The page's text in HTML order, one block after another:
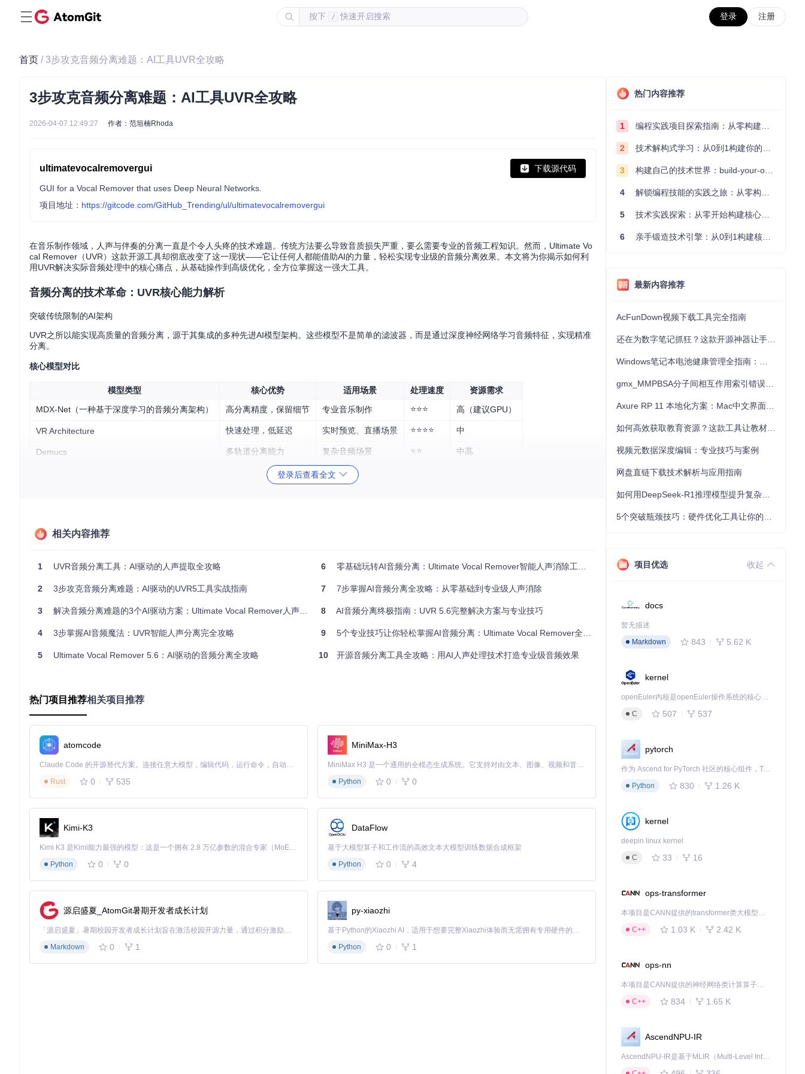
按下 / 快速开启搜索 登录 注册
首页 / 3步攻克音频分离难题：AI工具UVR全攻略
3步攻克音频分离难题：AI工具UVR全攻略
2026-04-07 12:49:27 作者：范垣楠Rhoda
ultimatevocalremovergui 下载源代码
GUI for a Vocal Remover that uses Deep Neural Networks.
项目地址： https://gitcode.com/GitHub_Trending/ul/ultimatevocalremovergui
在音乐制作领域，人声与伴奏的分离一直是个令人头疼的技术难题。传统方法要么导致音质损失严重，要么需要专业的音频工程知识。然而，Ultimate Vo
cal Remover（UVR）这款开源工具却彻底改变了这一现状——它让任何人都能借助AI的力量，轻松实现专业级的音频分离效果。本文将为你揭示如何利
用UVR解决实际音频处理中的核心痛点，从基础操作到高级优化，全方位掌握这一强大工具。
音频分离的技术革命：UVR核心能力解析
突破传统限制的AI架构
UVR之所以能实现高质量的音频分离，源于其集成的多种先进AI模型架构。这些模型不是简单的滤波器，而是通过深度神经网络学习音频特征，实现精准
分离。
核心模型对比
模型类型 核心优势 适用场景 处理速度
资源需求
MDX-Net（一种基于深度学习的音频分离架构）
高分离精度，保留细节 专业音乐制作 ⭐⭐⭐ 高（建议GPU）
VR Architecture 快速处理，低延迟 实时预览、直播场景 ⭐⭐⭐⭐ 中
Demucs 多轨道分离能力 复杂音频场景 ⭐⭐ 中高
：没有绝对"最好"的模型，选择时需权衡音质需求、处理时间和硬件条件。对于大多数流行音乐，MDX-Net通常能提供最佳的人声/伴奏分离效
1. 多场景分离能力
人声提取（Vocals Only）
多轨分离（如鼓、贝斯、吉他等独立轨道）
适用场景：制作翻唱伴奏、音乐教学素材提取、音频修复等。
局限边界：对于人声与乐器频率高度重叠的复杂音频（如歌剧、交响乐），分离效果可能出现 artifacts（音频伪影）。
2. 灵活的参数调节系统
关键参数说明：
- 分段大小（Segment Size）：256-1024，数值越大处理越快但内存占用越高
- 重叠率（Overlap）：0-10，数值越高过渡越平滑但处理时间越长
适用场景 ：处理不同长度和类型的音频文件，平衡质量与性能。
局限边界：参数调节存在边际效益，过度追求高参数可能导致处理时间显著增加而效果提升有限。
UVR支持批量处理多个文件，并可保存参数配置供后续使用，大幅提高工作效率。
适用场景：专辑处理、播客批量编辑、音乐库整理等需要处理大量文件的场景。
局限边界：批量处理对硬件资源要求较高，建议根据硬件配置合理设置并发数量。
UVR v5.6主界面 - 标注了主要功能区域：输入输出选择区（上）、处理方法配置区（中）、参数调节区（下）
从入门到精通：UVR操作全流程
基础流程：3步实现音频分离
第一步：环境准备与安装
登录后查看全文
相关内容推荐
1 UVR音频分离工具：AI驱动的人声提取全攻略
2 3步攻克音频分离难题：AI驱动的UVR5工具实战指南
3 解决音频分离难题的3个AI驱动方案：Ultimate Vocal Remover人声消除实战指南
4 3步掌握AI音频魔法：UVR智能人声分离完全攻略
5 Ultimate Vocal Remover 5.6：AI驱动的音频分离全攻略
6 零基础玩转AI音频分离：Ultimate Vocal Remover智能人声消除工具全攻略
7 7步掌握AI音频分离全攻略：从零基础到专业级人声消除
8 AI音频分离终极指南：UVR 5.6完整解决方案与专业技巧
9 5个专业技巧让你轻松掌握AI音频分离：Ultimate Vocal Remover全攻略
10 开源音频分离工具全攻略：用AI人声处理技术打造专业级音频效果
热门项目推荐相关项目推荐
atomcode
Claude Code 的开源替代方案。连接任意大模型，编辑代码，运行命令，自动验证 — 全自动执行。用 Rust 构建，极致性能。 ｜ An open-source alternative to Claude Code. Connect any LLM, edit code, run commands, and verify changes — autonomously. Built in Rust for speed. Get Started
Rust
0 535
MiniMax-H3
MiniMax H3 是一个通用的全模态生成系统。它支持对由文本、图像、视频和音频组成的多模态上下文进行统一理解，并能生成分辨率高达 2K、时长可达 15 秒的带原生立体声音频的视频。得益于面向任务泛化的系统设计，H3 在预训练阶段就已具备广泛的多模态上下文理解与生成能力，能够出色地执行复杂的多模态指令。
Python
0 0
Kimi-K3
Kimi K3 是Kimi能力最强的模型：这是一个拥有 2.8 万亿参数的混合专家（MoE）模型，具备原生视觉理解能力，并支持 100 万 token 的上下文窗口。
Python
0 0
DataFlow
基于大模型算子和工作流的高效文本大模型训练数据合成框架
Python
0 4
源启盛夏_AtomGit暑期开发者成长计划
「源启盛夏」暑期校园开发者成长计划旨在激活校园开源力量，通过积分激励、认证扶持、资源倾斜等形式，引导高校组织和开发者完成「入驻 — 建项目 — 做贡献 — 获认证 — 得资源」的完整闭环。无论你是想带领社团入驻平台的组织者，还是希望用代码贡献证明自己的开发者，都能在这里找到属于你的成长路径。
Markdown
0 1
py-xiaozhi
基于Python的Xiaozhi AI，适用于想要完整Xiaozhi体验而无需拥有专用硬件的用户。
Python
0 1
热门内容推荐
1 编程实践项目探索指南：从零构建技术能力体系
2 技术解构式学习：从0到1构建你的编程知识体系
3 构建自己的技术世界：build-your-own-x项目的实践探索指南
4 解锁编程技能的实践之旅：从零构建你的技术世界
5 技术实践探索：从零开始构建核心系统的实践指南
6 亲手锻造技术引擎：从0到1构建核心系统的实践指南
最新内容推荐
AcFunDown视频下载工具完全指南
视频元数据深度编辑：专业技巧与案例
网盘直链下载技术解析与应用指南
项目优选 收起
docs
暂无描述
Markdown
843 5.62 K
kernel
openEuler内核是openEuler操作系统的核心，既是系统性能与稳定性的基石，也是连接处理器、设备与服务的桥梁。
C
507 537
pytorch
作为 Ascend for PyTorch 社区的核心组件，TorchNPU 是昇腾专为 PyTorch 打造的深度学习适配插件，使 PyTorch 框架能够直接调用昇腾 NPU，为开发者提供昇腾 AI 处理器的超强算力。
Python
830 1.26 K
kernel
deepin linux kernel
C
33 16
ops-transformer
本项目是CANN提供的transformer类大模型算子库，实现网络在NPU上加速计算。
C++
1.03 K 2.42 K
ops-nn
本项目是CANN提供的神经网络类计算算子库，实现网络在NPU上加速计算。
C++
834 1.65 K
AscendNPU-IR
AscendNPU-IR是基于MLIR（Multi-Level Intermediate Representation）构建的，面向昇腾亲和算子编译时使用的中间表示，提供昇腾完备表达能力，通过编译优化提升昇腾AI处理器计算效率，支持通过生态框架使能昇腾AI处理器与深度调优